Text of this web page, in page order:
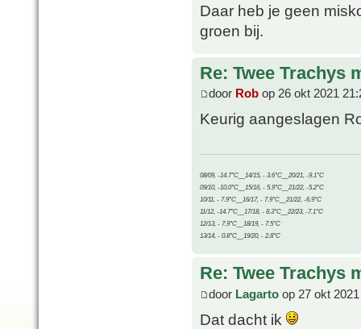
Daar heb je geen
groen bij.
Re: Twee Trachys
door Rob op 26 okt 2021
Keurig aangeslagen
08/09, -14.7°C__14/15, - 3.6°C__20/21, -9.1°C
09/10, -10.0°C__15/16, - 5.9°C__21/22, -5.2°C
10/11, - 7.9°C__16/17, - 7.9°C__21/22, -6.9°C
11/12, -14.7°C__17/18, - 8.3°C__22/23, -7.1°C
12/13, - 7.9°C__18/19, - 7.5°C
13/14, - 0.8°C__19/20, - 2.8°C
Re: Twee Trachys
door Lagarto op 27 okt
Dat dacht ik